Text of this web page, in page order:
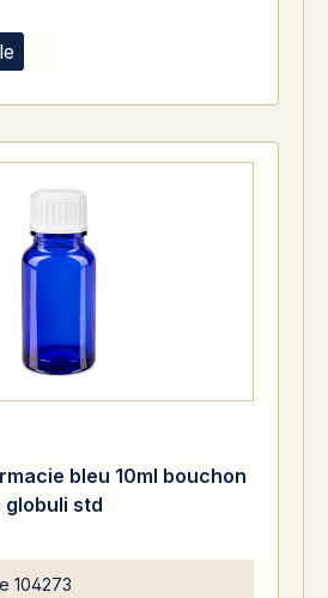
bleu 10ml bouchon
std
104273